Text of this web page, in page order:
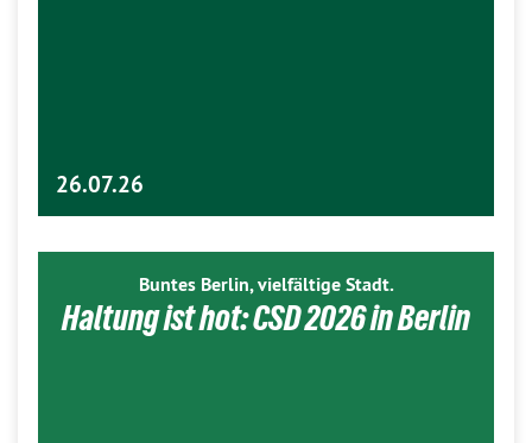
26.07.26
Buntes Berlin, vielfältige Stadt.
Haltung ist hot: CSD 2026 in Berlin